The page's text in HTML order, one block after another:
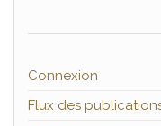
Connexion
Flux des